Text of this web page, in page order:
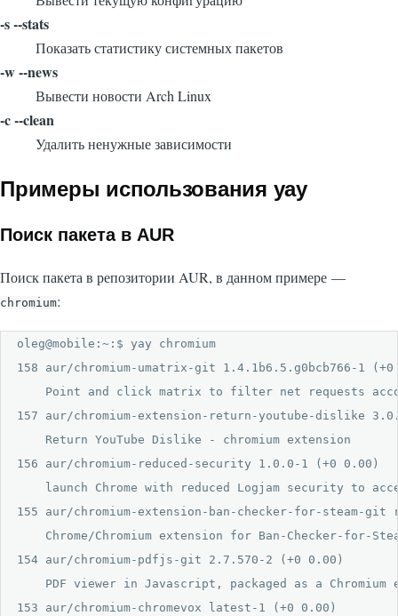
-s --stats
Показать статистику системных пакетов
-w --news
Вывести новости Arch Linux
-c --clean
Удалить ненужные зависимости
Примеры использования yay
Поиск пакета в AUR
Поиск пакета в репозитории AUR, в данном примере —
chromium:
oleg@mobile:~:$ yay chromium
158 aur/chromium-umatrix-git 1.4.1b6.5.g0bcb766-1
Point and click matrix to filter net requests
157 aur/chromium-extension-return-youtube-dislike
Return YouTube Dislike - chromium extension
156 aur/chromium-reduced-security 1.0.0-1 (+0 0.00)
launch Chrome with reduced Logjam security to
155 aur/chromium-extension-ban-checker-for-steam-
Chrome/Chromium extension for Ban-Checker-for-
154 aur/chromium-pdfjs-git 2.7.570-2 (+0 0.00)
PDF viewer in Javascript, packaged as a Chromium
153 aur/chromium-chromevox latest-1 (+0 0.00)